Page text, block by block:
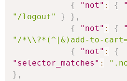
{
"not" : {
"/logout"
} } ,
{
"not" : {
"/*\\?*(^|&)add-to-
{
"not" :
{
"selector_matches" :
} ,